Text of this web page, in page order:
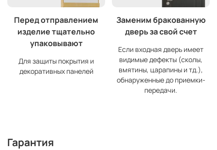
Перед отправлением
изделие тщательно
упаковывают
Для защиты покрытия и
декоративных панелей
Заменим бракованную
дверь за свой счет
Если входная дверь имеет
видимые дефекты (сколы,
вмятины, царапины и тд.),
обнаруженные до приемки-
передачи.
Гарантия